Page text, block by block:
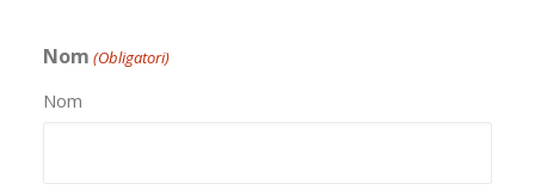
Nom (Obligatori)
Nom